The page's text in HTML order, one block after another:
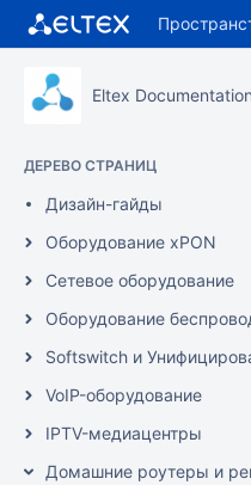
Eltex Documentation
ДЕРЕВО СТРАНИЦ
Дизайн-гайды
Оборудование xPON
Сетевое оборудование
Оборудование
Softswitch и
VoIP-оборудование
IPTV-медиацентры
Домашние роутеры и